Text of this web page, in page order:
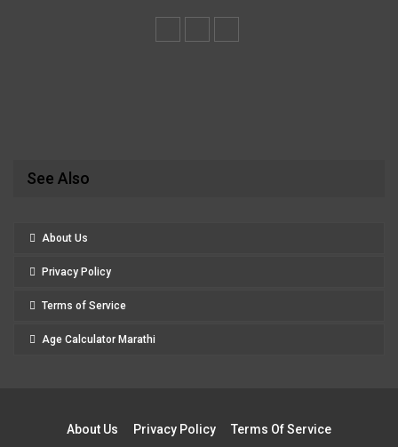
See Also
About Us
Privacy Policy
Terms of Service
Age Calculator Marathi
About Us Privacy Policy Terms Of Service